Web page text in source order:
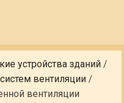
устройства зданий/
вентиляции /
вентиляции